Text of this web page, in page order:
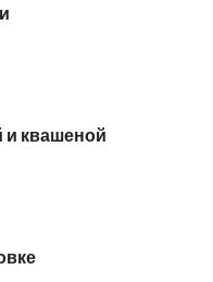
и квашеной